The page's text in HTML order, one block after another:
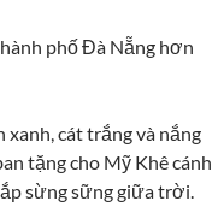
phố Đà Nẵng hơn
cát trắng và nắng
tặng cho Mỹ Khê cánh
sừng sững giữa trời.